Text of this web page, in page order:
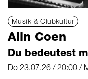
Musik & Clubkultur
Alin Coen
Du bedeutest
Do 23.07.26 / 20:00 /